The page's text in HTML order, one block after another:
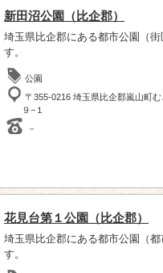
新田沼公園（比企郡）
埼玉県比企郡にある都市公園（
す。
公園
〒355-0216 埼玉県比企郡嵐山町む
９−１
－
花見台第１公園（比企郡）
埼玉県比企郡にある都市公園（
す。